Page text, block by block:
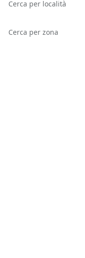
Cerca per località
Cerca per zona